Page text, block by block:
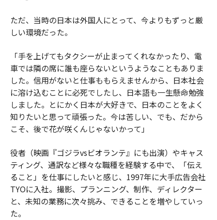
ただ、当時の日本は外国人にとって、今よりもずっと厳
しい環境だった。
「手を上げてもタクシーが止まってくれなかったり、電
車では隣の席に誰も座らないというようなこともありま
した。信用がないと仕事ももらえませんから、日本社会
に溶け込むことに必死でしたし、日本語も一生懸命勉強
しました。とにかく日本が大好きで、日本のことをよく
知りたいと思って頑張った。今は苦しい、でも、だから
こそ、後で花が咲くんじゃないかって」
役者（映画『ゴジラvsビオランテ』にも出演）やキャス
ティング、通訳など様々な職種を経験する中で、「伝え
ること」を仕事にしたいと感じ、1997年に大手広告会社
TYOに入社。撮影、プランニング、制作、ディレクター
と、未知の業務に次々挑み、できることを増やしていっ
た。